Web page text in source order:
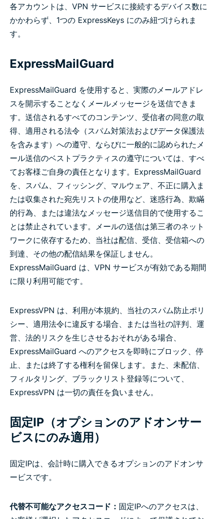
各アカウントは、VPN サービスに接続するデバイス数に
かかわらず、1つの ExpressKeys にのみ紐づけられま
す。
ExpressMailGuard
ExpressMailGuard を使用すると、実際のメールアドレ
スを開示することなくメールメッセージを送信できま
す。送信されるすべてのコンテンツ、受信者の同意の取
得、適用される法令（スパム対策法およびデータ保護法
を含みます）への遵守、ならびに一般的に認められたメ
ール送信のベストプラクティスの遵守については、すべ
てお客様ご自身の責任となります。ExpressMailGuard
を、スパム、フィッシング、マルウェア、不正に購入ま
たは収集された宛先リストの使用など、迷惑行為、欺瞞
的行為、または違法なメッセージ送信目的で使用するこ
とは禁止されています。メールの送信は第三者のネット
ワークに依存するため、当社は配信、受信、受信箱への
到達、その他の配信結果を保証しません。
ExpressMailGuard は、VPN サービスが有効である期間
に限り利用可能です。
ExpressVPN は、利用が本規約、当社のスパム防止ポリ
シー、適用法令に違反する場合、または当社の評判、運
営、法的リスクを生じさせるおそれがある場合、
ExpressMailGuard へのアクセスを即時にブロック、停
止、または終了する権利を留保します。また、未配信、
フィルタリング、ブラックリスト登録等について、
ExpressVPN は一切の責任を負いません。
固定IP（オプションのアドオンサー
ビスにのみ適用）
固定IPは、会計時に購入できるオプションのアドオンサ
ービスです。
代替不可能なアクセスコード： 固定IPへのアクセスは、